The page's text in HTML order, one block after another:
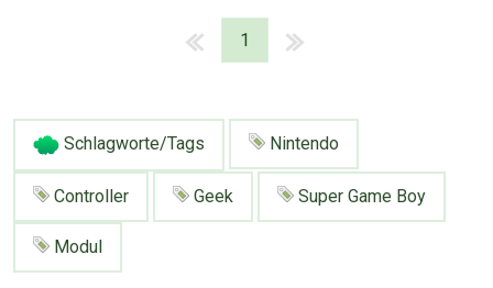
1
Schlagworte/Tags Nintendo
Controller Geek Super Game Boy
Modul